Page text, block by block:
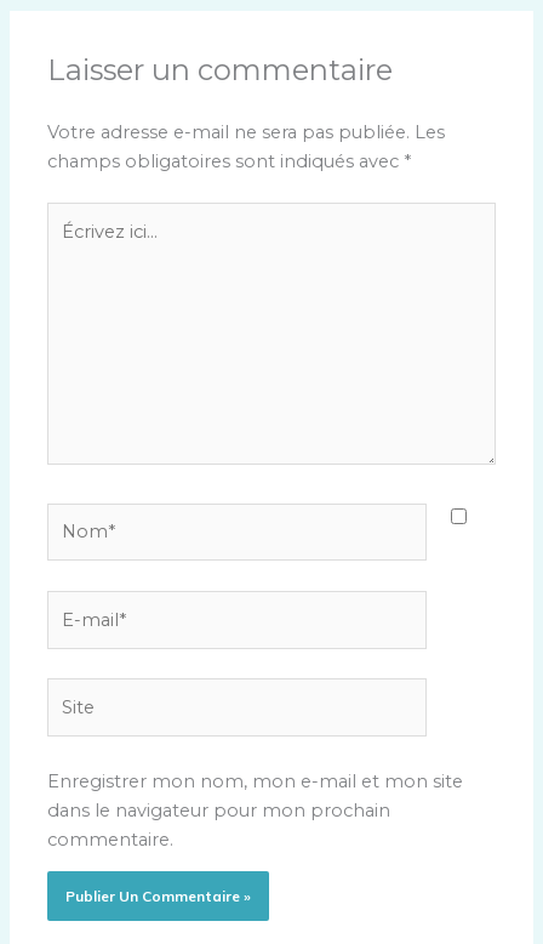
Laisser un commentaire
Votre adresse e-mail ne sera pas publiée. Les
champs obligatoires sont indiqués avec *
Écrivez
ici…
mail*
Enregistrer mon nom, mon e-mail et mon site
dans le navigateur pour mon prochain
commentaire.